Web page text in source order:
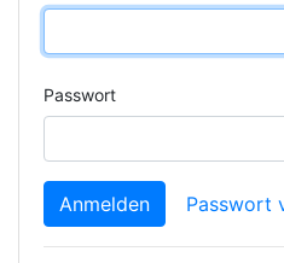
Passwort
Anmelden Passwort